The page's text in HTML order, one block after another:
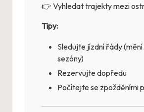
👉 Vyhledat trajekty mezi
Tipy:
Sledujte jízdní řády
sezóny)
Rezervujte dopředu
Počítejte se zpožděními